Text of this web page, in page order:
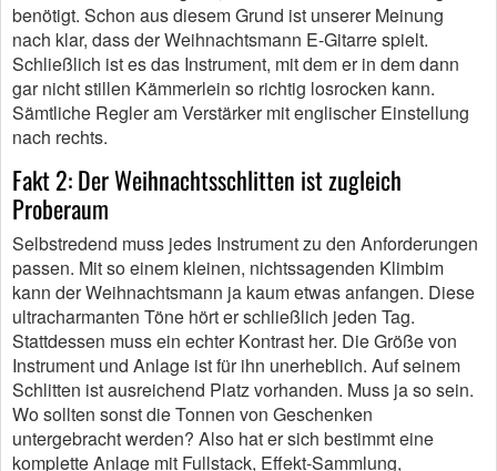
benötigt. Schon aus diesem Grund ist unserer Meinung
nach klar, dass der Weihnachtsmann E-Gitarre spielt.
Schließlich ist es das Instrument, mit dem er in dem dann
gar nicht stillen Kämmerlein so richtig losrocken kann.
Sämtliche Regler am Verstärker mit englischer Einstellung
nach rechts.
Fakt 2: Der Weihnachtsschlitten ist zugleich
Proberaum
Selbstredend muss jedes Instrument zu den Anforderungen
passen. Mit so einem kleinen, nichtssagenden Klimbim
kann der Weihnachtsmann ja kaum etwas anfangen. Diese
ultracharmanten Töne hört er schließlich jeden Tag.
Stattdessen muss ein echter Kontrast her. Die Größe von
Instrument und Anlage ist für ihn unerheblich. Auf seinem
Schlitten ist ausreichend Platz vorhanden. Muss ja so sein.
Wo sollten sonst die Tonnen von Geschenken
untergebracht werden? Also hat er sich bestimmt eine
komplette Anlage mit Fullstack, Effekt-Sammlung,